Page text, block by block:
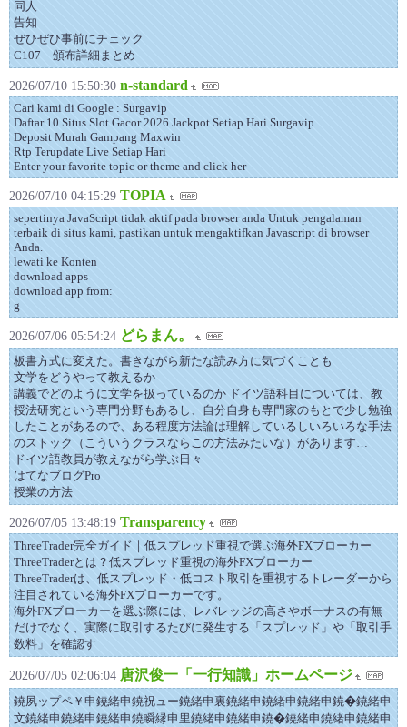
同人
告知
ぜひぜひ事前にチェック
C107 頒布詳細まとめ
2026/07/10 15:50:30 n-standard
Cari kami di Google : Surgavip
Daftar 10 Situs Slot Gacor 2026 Jackpot Setiap Hari Surgavip
Deposit Murah Gampang Maxwin
Rtp Terupdate Live Setiap Hari
Enter your favorite topic or theme and click her
2026/07/10 04:15:29 TOPIA
sepertinya JavaScript tidak aktif pada browser anda Untuk pengalaman
terbaik di situs kami, pastikan untuk mengaktifkan Javascript di browser
Anda.
lewati ke Konten
download apps
download app from:
g
2026/07/06 05:54:24 どらまん。
板書方式に変えた。書きながら新たな読み方に気づくことも
文学をどうやって教えるか
講義でどのように文学を扱っているのか ドイツ語科目については、教
授法研究という専門分野もあるし、自分自身も専門家のもとで少し勉強
したことがあるので、ある程度方法論は理解しているしいろいろな手法
のストック（こういうクラスならこの方法みたいな）があります…
ドイツ語教員が教えながら学ぶ日々
はてなブログPro
授業の方法
2026/07/05 13:48:19 Transparency
ThreeTrader完全ガイド｜低スプレッド重視で選ぶ海外FXブローカー
ThreeTraderとは？低スプレッド重視の海外FXブローカー
ThreeTraderは、低スプレッド・低コスト取引を重視するトレーダーから
注目されている海外FXブローカーです。
海外FXブローカーを選ぶ際には、レバレッジの高さやボーナスの有無
だけでなく、実際に取引するたびに発生する「スプレッド」や「取引手
数料」を確認す
2026/07/05 02:06:04 唐沢俊一「一行知識」ホームページ
鐃夙ップペ￥申鐃緒申鐃祝ュー鐃緒申裏鐃緒申鐃緒申鐃緒申鐃�鐃緒申
文鐃緒申鐃緒申鐃緒申鐃瞬縁申里鐃緒申鐃緒申鐃�鐃緒申鐃緒申鐃緒申